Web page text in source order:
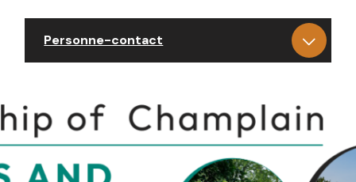
Personne-contact